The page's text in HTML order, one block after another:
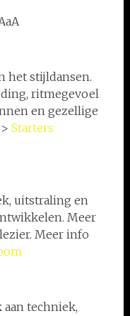
het stijldansen.
ritmegevoel
en gezellige
Starters
uitstraling en
Meer
Meer info
techniek,